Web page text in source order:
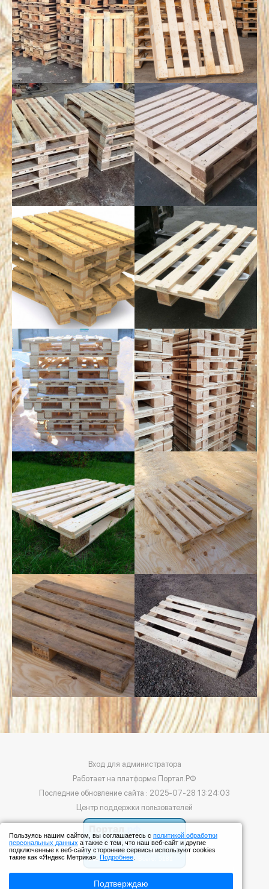
Пользуясь нашим сайтом, вы соглашаетесь с политикой обработки
персональных данных а также с тем, что наш веб-сайт и другие
подключенные к веб-сайту сторонние сервисы используют cookies
такие как «Яндекс Метрика». Подробнее
Подтверждаю
Вход для администратора
Работает на платформе Портал.РФ
Последние обновление сайта : 2025-07-28 13:24:03
Центр поддержки пользователей